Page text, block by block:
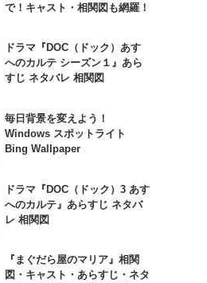
で！キャスト・相関図も網羅！
ドラマ『DOC（ドック）あす
へのカルテ シーズン１』あら
すじ ネタバレ 相関図
毎日背景を変えよう！
Windows スポットライト
Bing Wallpaper
ドラマ『DOC（ドック）3 あす
へのカルテ』あらすじ ネタバ
レ 相関図
『まぐだら屋のマリア』相関
図・キャスト・あらすじ・ネタ